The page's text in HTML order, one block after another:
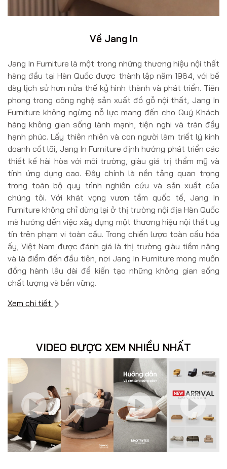
Về Jang In
Jang In Furniture là một trong những thương hiệu nội thất
hàng đầu tại Hàn Quốc được thành lập năm 1964, với bề
dày lịch sử hơn nửa thế kỷ hình thành và phát triển. Tiên
phong trong công nghệ sản xuất đồ gỗ nội thất, Jang In
Furniture không ngừng nỗ lực mang đến cho Quý Khách
hàng không gian sống lành mạnh, tiện nghi và tràn đầy
hạnh phúc. Lấy thiên nhiên và con người làm triết lý kinh
doanh cốt lõi, Jang In Furniture định hướng phát triển các
thiết kế hài hòa với môi trường, giàu giá trị thẩm mỹ và
tính ứng dụng cao. Đây chính là nền tảng quan trọng
trong toàn bộ quy trình nghiên cứu và sản xuất của
chúng tôi. Với khát vọng vươn tầm quốc tế, Jang In
Furniture không chỉ dừng lại ở thị trường nội địa Hàn Quốc
mà hướng đến việc xây dựng một thương hiệu nội thất uy
tín trên phạm vi toàn cầu. Trong chiến lược toàn cầu hóa
ấy, Việt Nam được đánh giá là thị trường giàu tiềm năng
và là điểm đến đầu tiên, nơi Jang In Furniture mong muốn
đồng hành lâu dài để kiến tạo những không gian sống
chất lượng và bền vững.
Xem chi tiết
VIDEO ĐƯỢC XEM NHIỀU NHẤT